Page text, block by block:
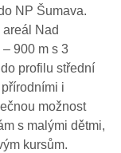
NP Šumava.
Nad
900 m s 3
profilu střední
i
možnost
s malými dětmi,
kursům.